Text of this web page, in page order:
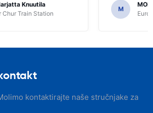
Knuutila
Chur Train Station
M
kontaktirajte naše stručnjake za